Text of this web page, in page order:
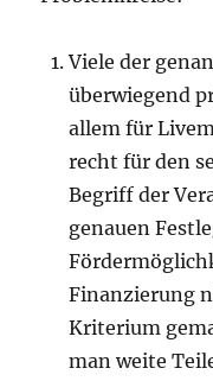
Viele der
überwiegend
allem für
recht für den
Begriff der
genauen
Finanzierung
Kriterium
man weite